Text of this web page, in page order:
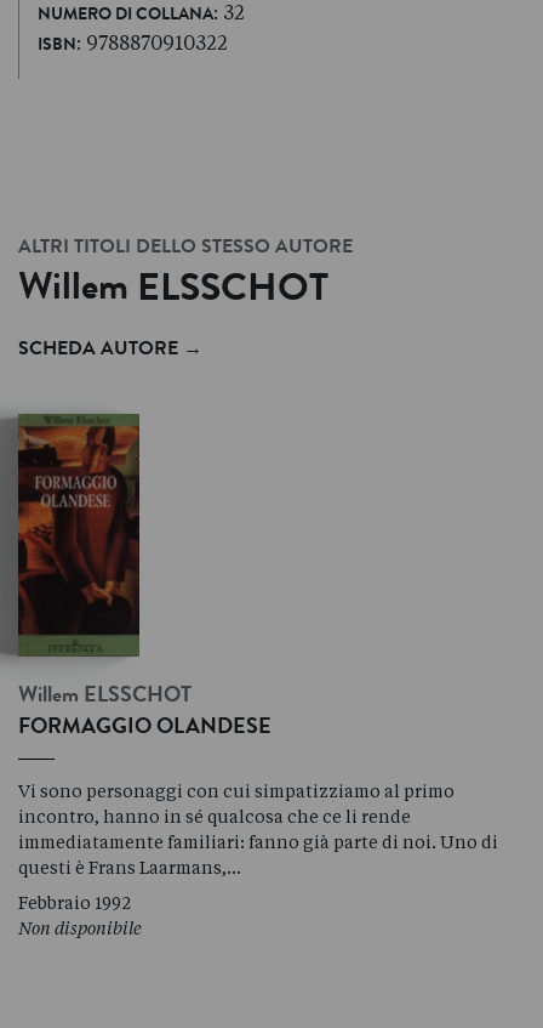
NUMERO DI COLLANA: 32
ISBN: 9788870910322
ALTRI TITOLI DELLO STESSO AUTORE
Willem ELSSCHOT
SCHEDA AUTORE →
Willem ELSSCHOT
FORMAGGIO OLANDESE
Vi sono personaggi con cui simpatizziamo al primo
incontro, hanno in sé qualcosa che ce li rende
immediatamente familiari: fanno già parte di noi. Uno di
questi è Frans Laarmans,…
Febbraio 1992
Non disponibile